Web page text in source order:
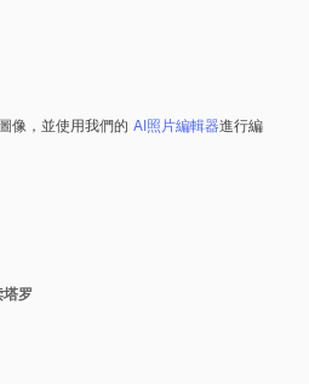
像，並使用我們的 AI照片編輯器進行編
罗